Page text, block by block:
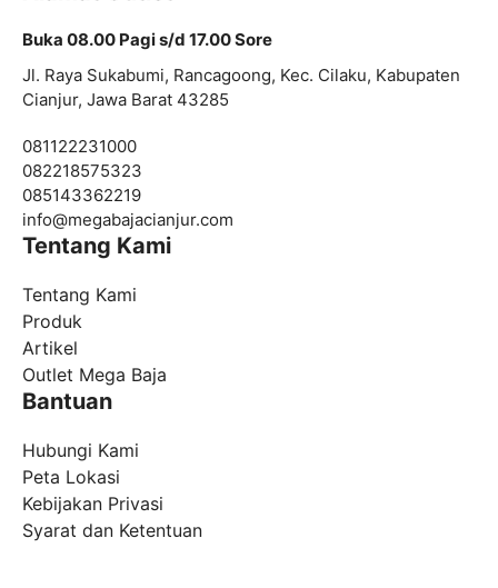
Buka 08.00 Pagi s/d 17.00 Sore
Jl. Raya Sukabumi, Rancagoong, Kec. Cilaku, Kabupaten
Cianjur, Jawa Barat 43285
081122231000
082218575323
085143362219
info@megabajacianjur.com
Tentang Kami
Tentang Kami
Produk
Artikel
Outlet Mega Baja
Bantuan
Hubungi Kami
Peta Lokasi
Kebijakan Privasi
Syarat dan Ketentuan